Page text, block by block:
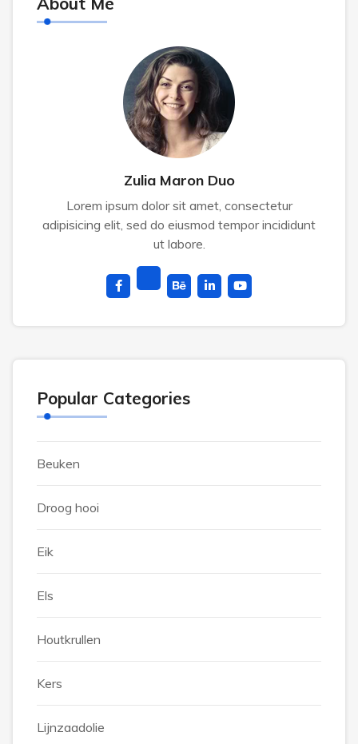
Zulia Maron Duo
Lorem ipsum dolor sit amet, consectetur
adipisicing elit, sed do eiusmod tempor incididunt
ut labore.
Popular Categories
Beuken
Droog hooi
Eik
Els
Houtkrullen
Kers
Lijnzaadolie